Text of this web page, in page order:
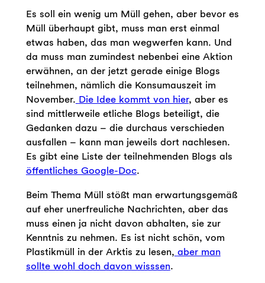
Es soll ein wenig um Müll gehen, aber bevor es
Müll überhaupt gibt, muss man erst einmal
etwas haben, das man wegwerfen kann. Und
da muss man zumindest nebenbei eine Aktion
erwähnen, an der jetzt gerade einige Blogs
teilnehmen, nämlich die Konsumauszeit im
November. Die Idee kommt von hier, aber es
sind mittlerweile etliche Blogs beteiligt, die
Gedanken dazu – die durchaus verschieden
ausfallen – kann man jeweils dort nachlesen.
Es gibt eine Liste der teilnehmenden Blogs als
öffentliches Google-Doc.
Beim Thema Müll stößt man erwartungsgemäß
auf eher unerfreuliche Nachrichten, aber das
muss einen ja nicht davon abhalten, sie zur
Kenntnis zu nehmen. Es ist nicht schön, vom
Plastikmüll in der Arktis zu lesen, aber man
sollte wohl doch davon wisssen.